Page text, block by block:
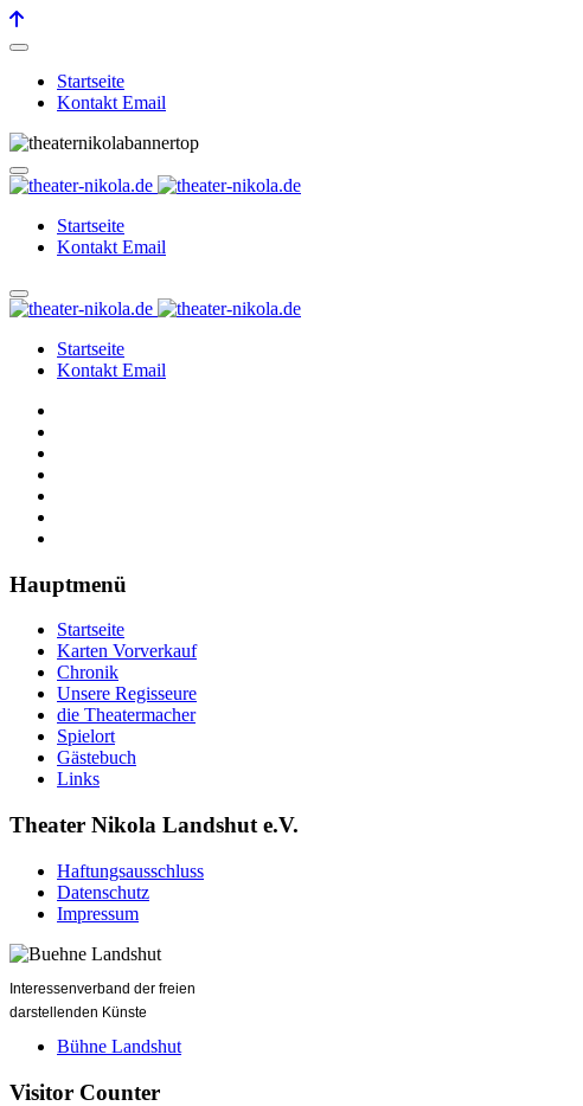
Startseite
Kontakt Email
Startseite
Kontakt Email
Startseite
Kontakt Email
Hauptmenü
Startseite
Karten Vorverkauf
Chronik
Unsere Regisseure
die Theatermacher
Spielort
Gästebuch
Links
Theater Nikola Landshut e.V.
Haftungsausschluss
Datenschutz
Impressum
Interessenverband der freien
darstellenden Künste
Bühne Landshut
Visitor Counter